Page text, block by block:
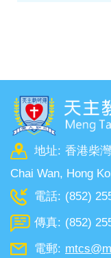
地址: 香港柴
Chai Wan, Hong
電話: (852)
傳真: (852)
電郵: